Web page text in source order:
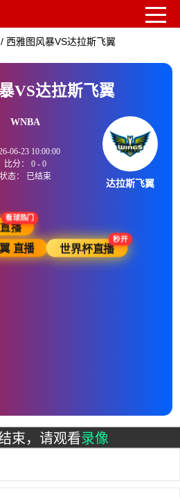
/西雅图风暴VS达拉斯飞翼
VS达拉斯飞翼
WNBA
06-23 10:00:00
比分： 0- 0
状态：
已结束
达拉斯飞翼
播
看球热门
直播 世界杯直播
秒开
束，请观看录像